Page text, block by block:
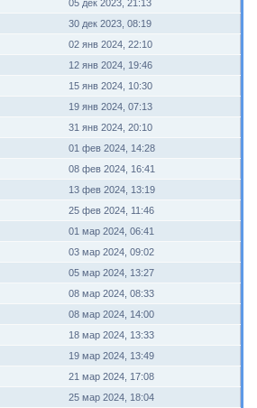
05 дек 2023, 21:13
30 дек 2023, 08:19
02 янв 2024, 22:10
12 янв 2024, 19:46
15 янв 2024, 10:30
19 янв 2024, 07:13
31 янв 2024, 20:10
01 фев 2024, 14:28
08 фев 2024, 16:41
13 фев 2024, 13:19
25 фев 2024, 11:46
01 мар 2024, 06:41
03 мар 2024, 09:02
05 мар 2024, 13:27
08 мар 2024, 08:33
08 мар 2024, 14:00
18 мар 2024, 13:33
19 мар 2024, 13:49
21 мар 2024, 17:08
25 мар 2024, 18:04